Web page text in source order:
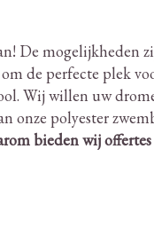
De mogelijkheden
de perfecte plek
Wij willen uw
onze polyester
bieden wij